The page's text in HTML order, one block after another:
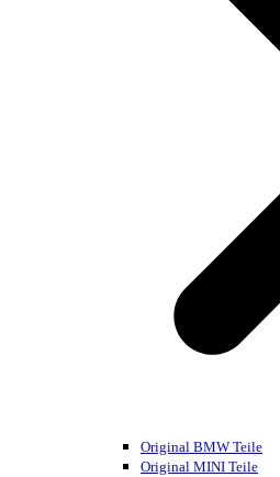
Original BMW Teile
Original MINI Teile